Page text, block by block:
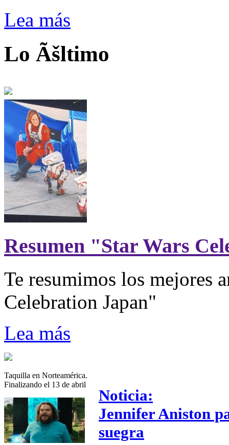
Lea más
Lo Ãšltimo
Resumen "Star Wars
Te resumimos los mejores
Celebration Japan"
Lea más
Taquilla en Norteamérica.
Finalizando el 13 de abril
Noticia:
Jennifer Aniston
suegra